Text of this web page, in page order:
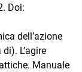
Doi:
dell’azione
L’agire
Manuale